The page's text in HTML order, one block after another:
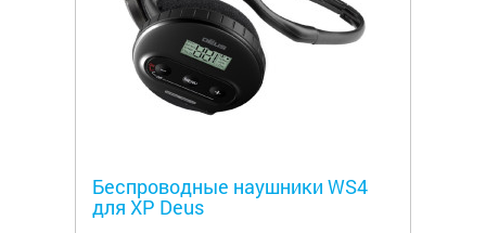
Беспроводные наушники WS4
для XP Deus